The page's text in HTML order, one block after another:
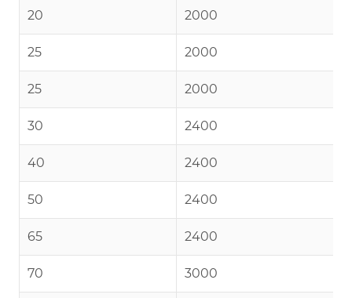
20 2000
25 2000
25 2000
30 2400
40 2400
50 2400
65 2400
70 3000